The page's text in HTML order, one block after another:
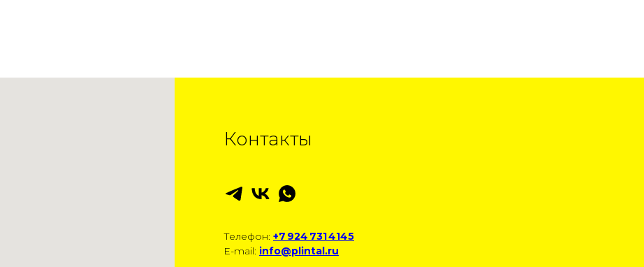
Контакты
Телефон: +7 924 731 4145
E-mail: info@plintal.ru